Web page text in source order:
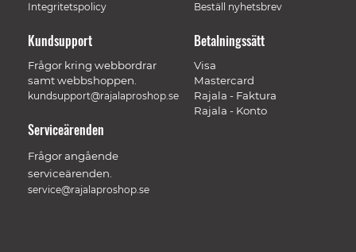
Integritetspolicy
Beställ nyhetsbrev
Betalningssätt
Visa
Mastercard
Rajala - Faktura
Rajala - Konto
Kundsupport
Frågor kring webbordrar
samt webbshoppen.
kundsupport@rajalaproshop.se
Serviceärenden
Frågor angående
serviceärenden.
service@rajalaproshop.se